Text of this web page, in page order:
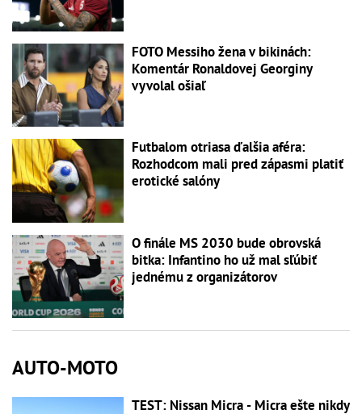
FOTO Messiho žena v bikinách:
Komentár Ronaldovej Georginy
vyvolal ošiaľ
Futbalom otriasa ďalšia aféra:
Rozhodcom mali pred zápasmi platiť
erotické salóny
O finále MS 2030 bude obrovská
bitka: Infantino ho už mal sľúbiť
jednému z organizátorov
AUTO-MOTO
TEST: Nissan Micra - Micra ešte nikdy